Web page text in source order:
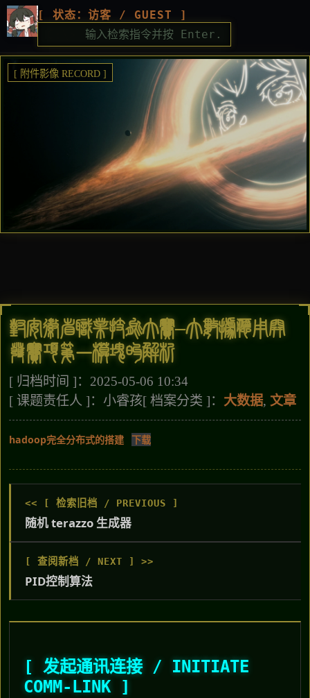
[ 状态：访客 / GUEST ]
[ 附件影像 RECORD ]
对安徽省职业技能大赛–大数据应用开
发赛项第一模块的解析
[ 归档时间 ]：2025-05-06 10:34
[ 课题责任人 ]：小睿孩[ 档案分类 ]： 大数据, 文章
hadoop完全分布式的搭建 下载
<< [ 检索旧档 / PREVIOUS ]
随机 terazzo 生成器
[ 查阅新档 / NEXT ] >>
PID控制算法
[ 发起通讯连接 / INITIATE
COMM-LINK ]